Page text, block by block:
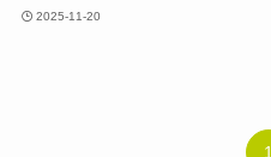
2025-11-20
1